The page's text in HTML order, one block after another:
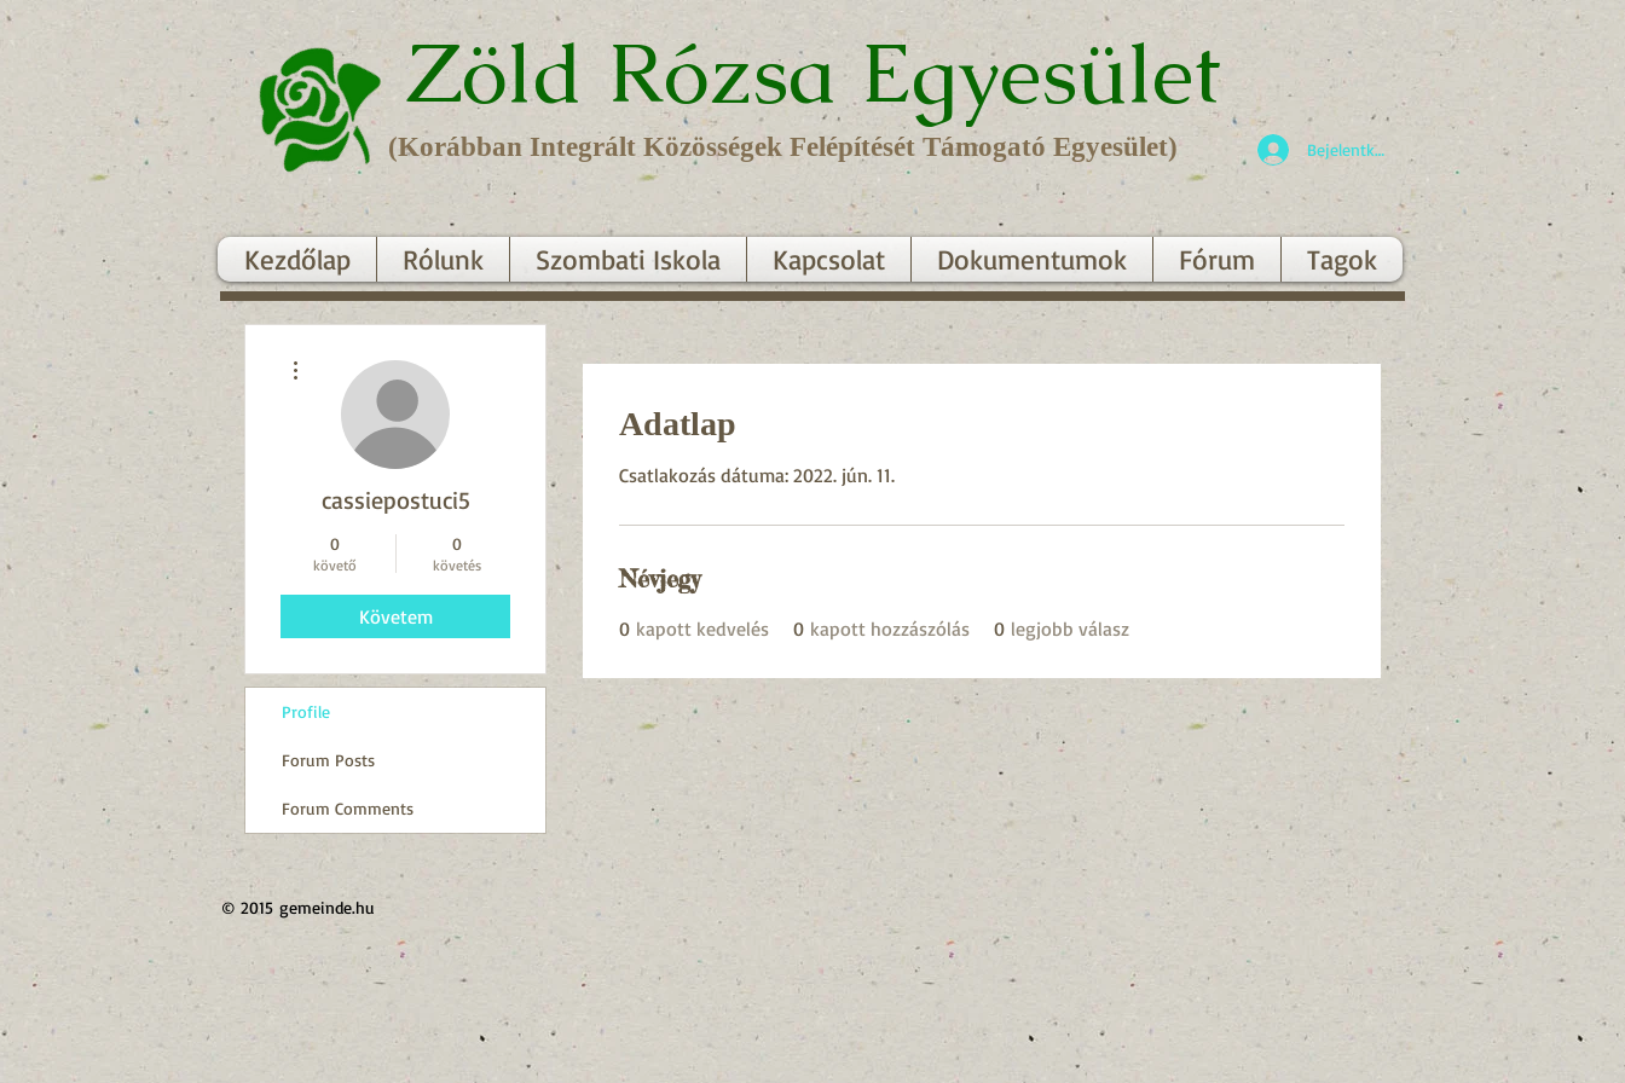
Zöld Rózsa Egyesület
(Korábban Integrált Közösségek Felépítését Támogató Egyesület) Bejelentkezés
Kezdőlap Rólunk Szombati Iskola Kapcsolat Dokumentumok Fórum Tagok
Adatlap
Csatlakozás dátuma: 2022. jún. 11.
Névjegy
0 kapott kedvelés 0 kapott hozzászólás 0 legjobb válasz
cassiepostuci5
0
követő
0
követés
Követem
Profile
Forum Posts
Forum Comments
© 2015 gemeinde.hu